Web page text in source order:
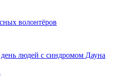
волонтёров
людей с синдромом Дауна